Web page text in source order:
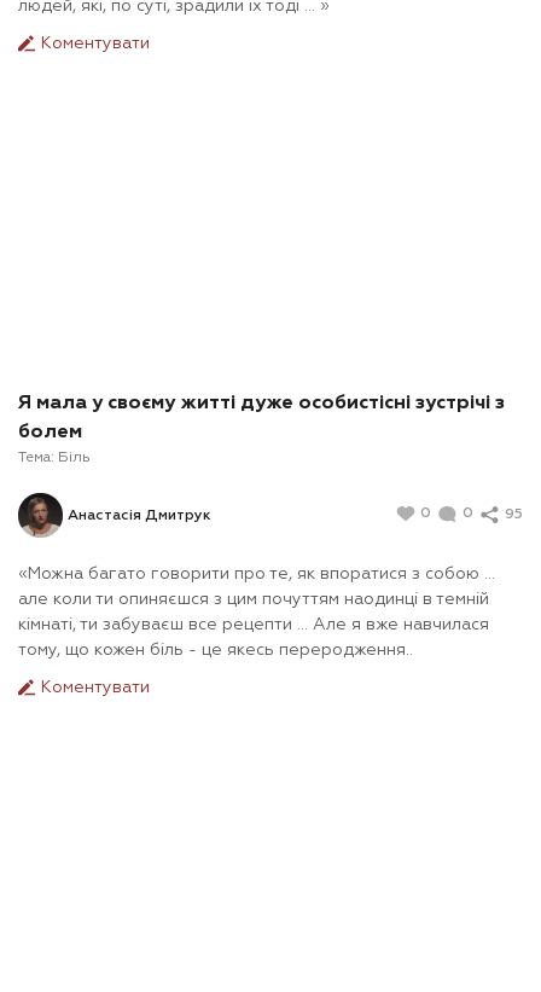
людей, які, по суті, зрадили їх тоді ... »
Коментувати
Я мала у своєму житті дуже особистісні зустрічі з
болем
Тема: Біль
Анастасія Дмитрук 0 0 95
«Можна багато говорити про те, як впоратися з собою ...
але коли ти опиняєшся з цим почуттям наодинці в темній
кімнаті, ти забуваєш все рецепти ... Але я вже навчилася
тому, що кожен біль - це якесь переродження..
Коментувати